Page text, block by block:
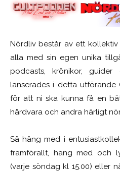
Nördliv består av ett
alla med sin egen unika
podcasts, krönikor,
lanserades i detta utförande
för att ni ska kunna få en
hårdvara och andra härligt
Så häng med i
framförallt, häng med och
(varje söndag kl 15.00) eller